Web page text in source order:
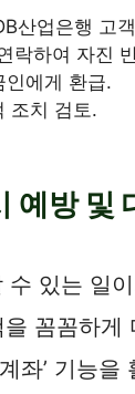
산업은행 고
락하여 자진
인에게 환급.
조치 검토.
예방 및
있는 일
꼼꼼하
좌’ 기능